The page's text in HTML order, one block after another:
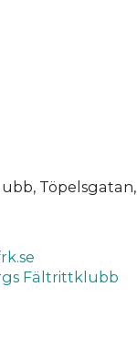
Töpelsgatan,
Fältrittklubb